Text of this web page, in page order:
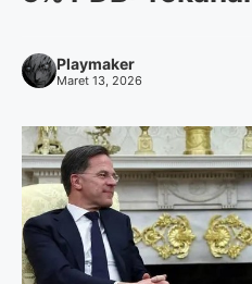
Playmaker
Maret 13, 2026